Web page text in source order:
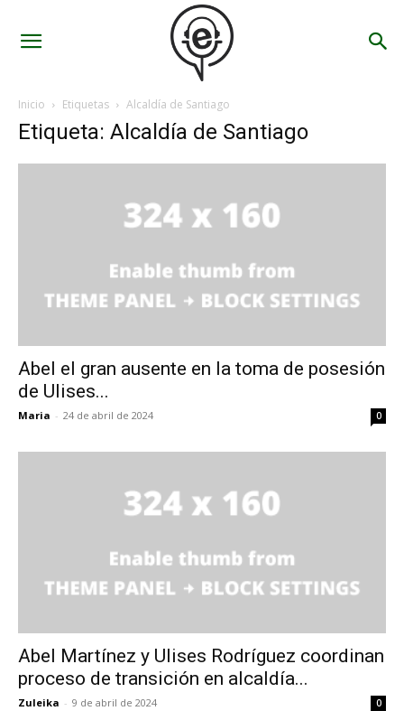
Inicio Etiquetas Alcaldía de Santiago
Etiqueta: Alcaldía de Santiago
Abel el gran ausente en la toma de posesión
de Ulises...
Maria - 24 de abril de 2024 0
Abel Martínez y Ulises Rodríguez coordinan
proceso de transición en alcaldía...
Zuleika - 9 de abril de 2024 0